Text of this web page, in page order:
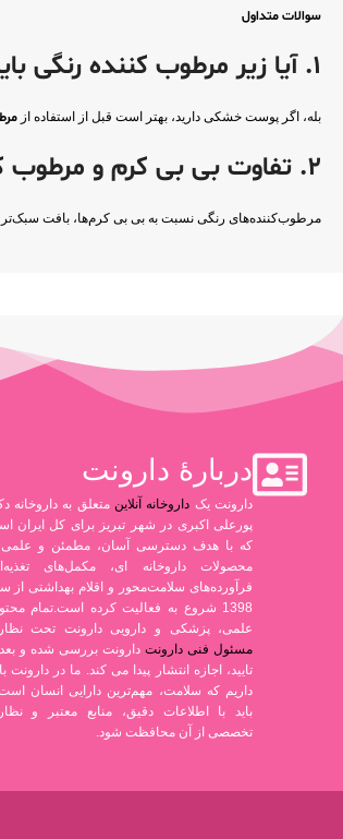
سوالات متداول
1. آیا زیر مرطوب کننده رنگی باید از مرطوب کننده استفاده کرد؟
بله، اگر پوست خشکی دارید، بهتر است قبل از استفاده از
2. تفاوت بی بی کرم و مرطوب کننده رنگی چیست؟
مرطوب‌کننده‌های رنگی نسبت به بی بی کرم‌ها، بافت سبک‌تر
دربارۀ دارونت
دارونت یک داروخانه آنلاینمتعلق به داروخانه
پورعلی اکبری در شهر تبریز برای کل ایران
که با هدف دسترسی آسان، مطمئن و علمی
محصولات داروخانه ای، مکمل‌های
فرآورده‌های سلامت‌محور و اقلام بهداشتی از
1398 شروع به فعالیت کرده است.تمام
علمی، پزشکی و دارویی دارونت تحت
مسئول فنی دارونتدارونت بررسی شده و بعد
تایید، اجازه انتشار پیدا می کند. ما در دارونت
داریم که سلامت، مهم‌ترین دارایی انسان
باید با اطلاعات دقیق، منابع معتبر و
تخصصی از آن محافظت شود.